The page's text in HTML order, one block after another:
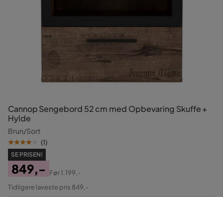
Cannop Sengebord 52 cm med Opbevaring Skuffe +
Hylde
Brun/Sort
(1)
SE PRISEN!
Pris
849,-
Original
Før1.199,-
Tidligere laveste pris 849,-